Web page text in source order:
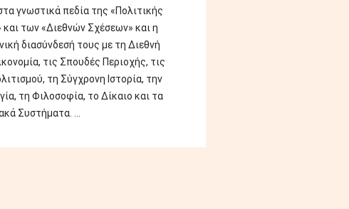
γνωστικά πεδία της «Πολιτικής
και των «Διεθνών Σχέσεων» και η
διασύνδεσή τους με τη Διεθνή
τις Σπουδές Περιοχής, τις
τη Σύγχρονη Ιστορία, την
τη Φιλοσοφία, το Δίκαιο και τα
Συστήματα. ...